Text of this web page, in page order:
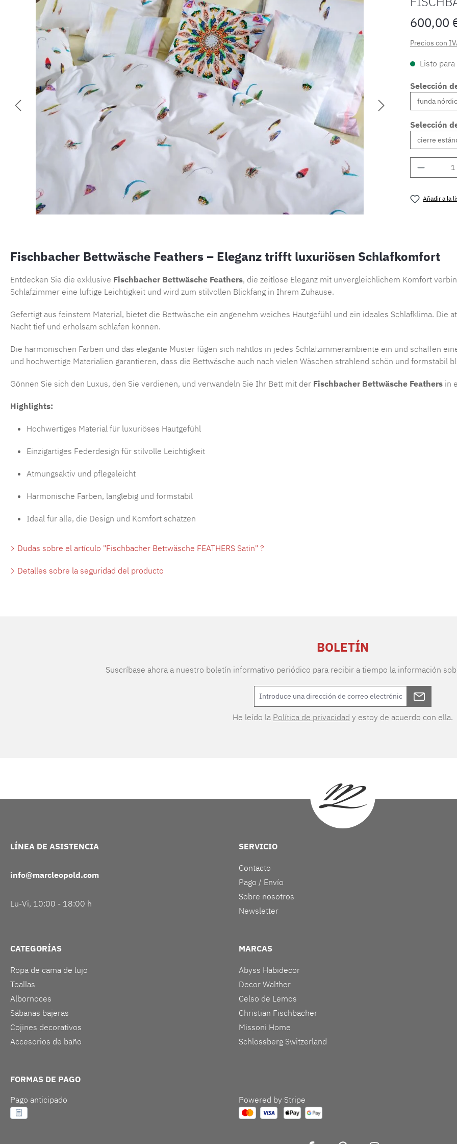
600,00
Precios con
Listo
Selección
Selección
Añadir a la
Fischbacher Bettwäsche Feathers – Eleganz trifft luxuriösen Schlafkomfort
Entdecken Sie die exklusive Fischbacher Bettwäsche Feathers, die zeitlose Eleganz mit unvergleichlichem Komfort
Schlafzimmer eine luftige Leichtigkeit und wird zum stilvollen Blickfang in Ihrem Zuhause.
Gefertigt aus feinstem Material, bietet die Bettwäsche ein angenehm weiches Hautgefühl und ein ideales Schlafklima. Die
Nacht tief und erholsam schlafen können.
Die harmonischen Farben und das elegante Muster fügen sich nahtlos in jedes Schlafzimmerambiente ein und schaffen
und hochwertige Materialien garantieren, dass die Bettwäsche auch nach vielen Wäschen strahlend schön und formstabil
Gönnen Sie sich den Luxus, den Sie verdienen, und verwandeln Sie Ihr Bett mit der Fischbacher Bettwäsche Feathers in
Highlights:
Hochwertiges Material für luxuriöses Hautgefühl
Einzigartiges Federdesign für stilvolle Leichtigkeit
Atmungsaktiv und pflegeleicht
Harmonische Farben, langlebig und formstabil
Ideal für alle, die Design und Komfort schätzen
Dudas sobre el artículo "Fischbacher Bettwäsche FEATHERS Satin" ?
Detalles sobre la seguridad del producto
BOLETÍN
Suscríbase ahora a nuestro boletín informativo periódico para recibir a tiempo la información
He leído la Política de privacidad y estoy de acuerdo con ella.
LÍNEA DE ASISTENCIA
info@marcleopold.com
Lu-Vi, 10:00 - 18:00 h
SERVICIO
Contacto
Pago / Envío
Sobre nosotros
Newsletter
CATEGORÍAS
Ropa de cama de lujo
Toallas
Albornoces
Sábanas bajeras
Cojines decorativos
Accesorios de baño
MARCAS
Abyss Habidecor
Decor Walther
Celso de Lemos
Christian Fischbacher
Missoni Home
Schlossberg Switzerland
FORMAS DE PAGO
Pago anticipado
Powered by Stripe